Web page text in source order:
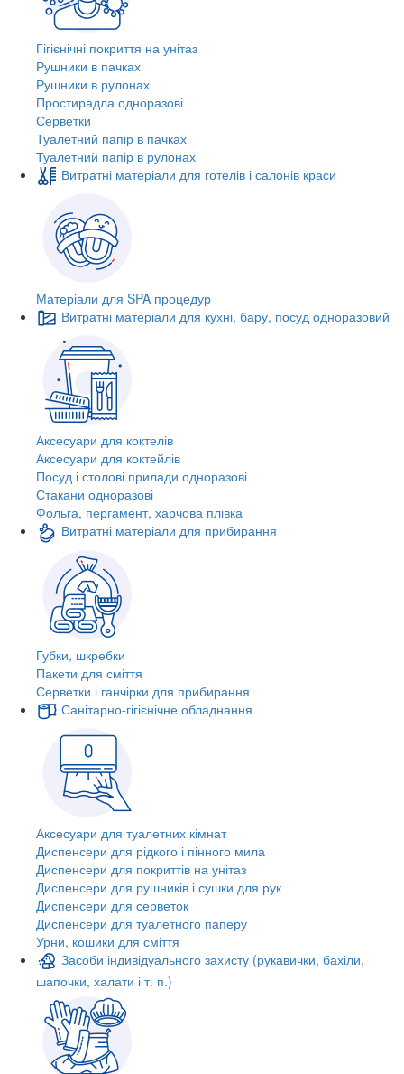
Гігієнічні покриття на унітаз
Рушники в пачках
Рушники в рулонах
Простирадла одноразові
Серветки
Туалетний папір в пачках
Туалетний папір в рулонах
Витратні матеріали для готелів і салонів краси
Матеріали для SPA процедур
Витратні матеріали для кухні, бару, посуд одноразовий
Аксесуари для коктелів
Аксесуари для коктейлів
Посуд і столові прилади одноразові
Стакани одноразові
Фольга, пергамент, харчова плівка
Витратні матеріали для прибирання
Губки, шкребки
Пакети для сміття
Серветки і ганчірки для прибирання
Санітарно-гігієнічне обладнання
Аксесуари для туалетних кімнат
Диспенсери для рідкого і пінного мила
Диспенсери для покриттів на унітаз
Диспенсери для рушників і сушки для рук
Диспенсери для серветок
Диспенсери для туалетного паперу
Урни, кошики для сміття
Засоби індивідуального захисту (рукавички, бахіли,
шапочки, халати і т. п.)